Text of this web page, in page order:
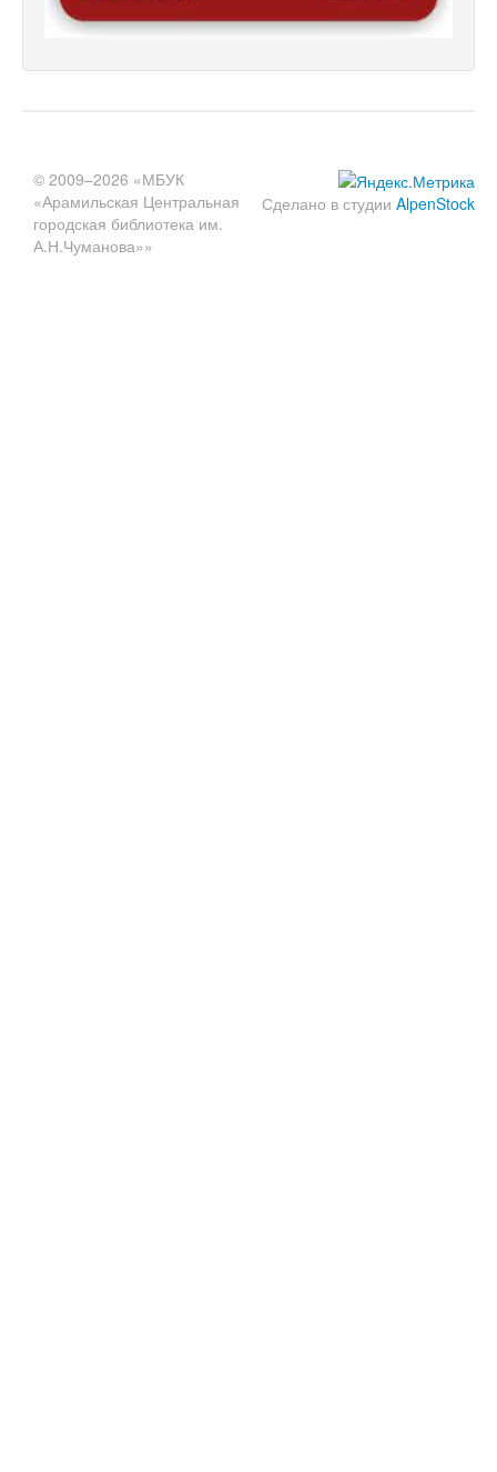
Сделано в студии AlpenStock
© 2009–2026 «МБУК
«Арамильская Центральная
городская библиотека им.
А.Н.Чуманова»»